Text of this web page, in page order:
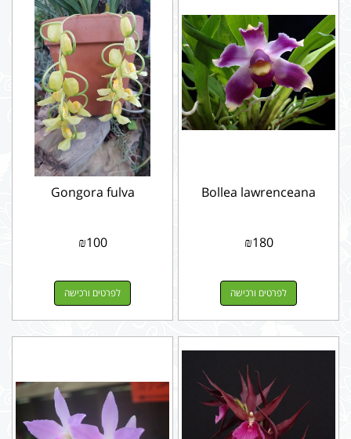
Bollea lawrenceana
₪180
לפרטים ורכישה
Gongora fulva
₪100
לפרטים ורכישה